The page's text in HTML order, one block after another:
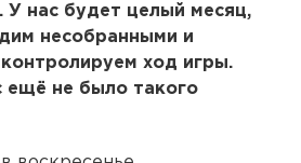
нас будет целый месяц,
несобранными и
ход игры.
ещё не было такого